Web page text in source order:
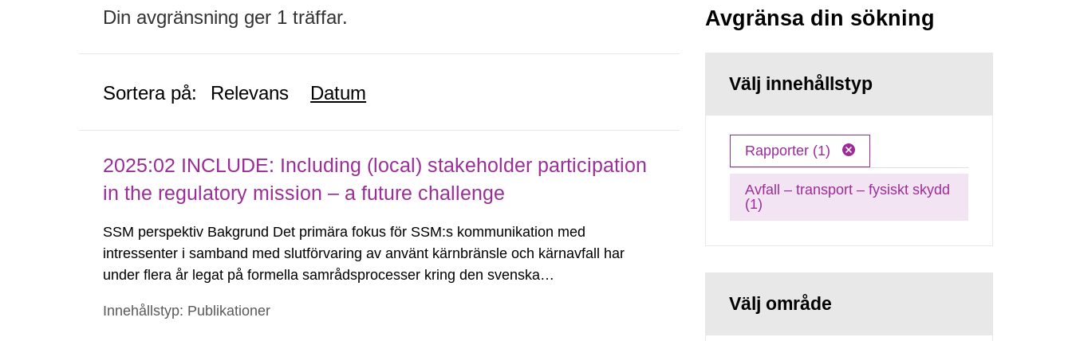
Din avgränsning ger 1 träffar.
Sortera på: Relevans Datum
2025:02 INCLUDE: Including (local) stakeholder participation
in the regulatory mission – a future challenge
SSM perspektiv Bakgrund Det primära fokus för SSM:s kommunikation med
intressenter i samband med slutförvaring av använt kärnbränsle och kärnavfall har
under flera år legat på formella samrådsprocesser kring den svenska
tillståndsansökningar enligt kärntekniklagen.
Innehållstyp: Publikationer
Avgränsa din sökning
Välj innehållstyp
Rapporter (1)
Avfall – transport – fysiskt skydd
(1)
Välj område